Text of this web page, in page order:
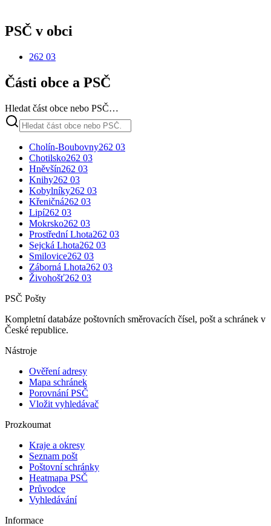
PSČ v obci
262 03
Části obce a PSČ
Hledat část obce nebo PSČ…
Cholín-Boubovny262 03
Chotilsko262 03
Hněvšín262 03
Knihy262 03
Kobylníky262 03
Křeničná262 03
Lipí262 03
Mokrsko262 03
Prostřední Lhota262 03
Sejcká Lhota262 03
Smilovice262 03
Záborná Lhota262 03
Živohošť262 03
PSČ Pošty
Kompletní databáze poštovních směrovacích čísel, pošt a schránek v
České republice.
Nástroje
Ověření adresy
Mapa schránek
Porovnání PSČ
Vložit vyhledávač
Prozkoumat
Kraje a okresy
Seznam pošt
Poštovní schránky
Heatmapa PSČ
Průvodce
Vyhledávání
Informace